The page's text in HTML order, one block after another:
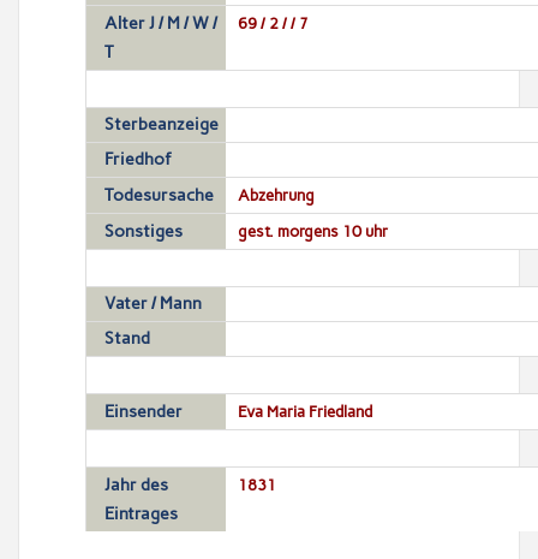
Alter J / M / W /
T
69 / 2 / / 7
Sterbeanzeige
Friedhof
Todesursache
Abzehrung
Sonstiges gest. morgens 10 uhr
Vater / Mann
Stand
Einsender Eva Maria Friedland
Jahr des
Eintrages
1831